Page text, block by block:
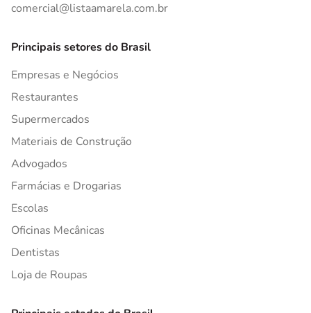
comercial@listaamarela.com.br
Principais setores do Brasil
Empresas e Negócios
Restaurantes
Supermercados
Materiais de Construção
Advogados
Farmácias e Drogarias
Escolas
Oficinas Mecânicas
Dentistas
Loja de Roupas